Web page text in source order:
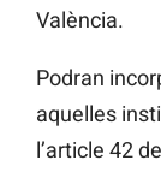
València.
Podran
aquelles
l’article 42